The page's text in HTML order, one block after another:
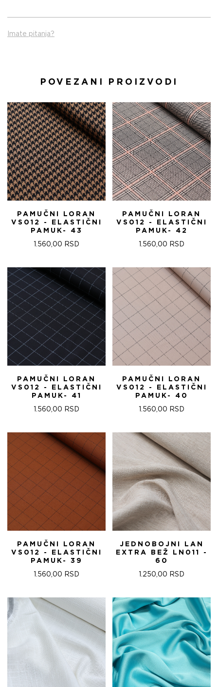
Imate pitanja?
POVEZANI PROIZVODI
PAMUČNI LORAN
VS012 - ELASTIČNI
PAMUK- 43
1.560,00 RSD
PAMUČNI LORAN
VS012 - ELASTIČNI
PAMUK- 42
1.560,00 RSD
PAMUČNI LORAN
VS012 - ELASTIČNI
PAMUK- 41
1.560,00 RSD
PAMUČNI LORAN
VS012 - ELASTIČNI
PAMUK- 40
1.560,00 RSD
PAMUČNI LORAN
VS012 - ELASTIČNI
PAMUK- 39
1.560,00 RSD
JEDNOBOJNI LAN
EXTRA BEŽ LN011 -
60
1.250,00 RSD